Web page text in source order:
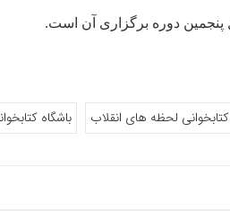
.
لحظه های انقلاب باشگاه